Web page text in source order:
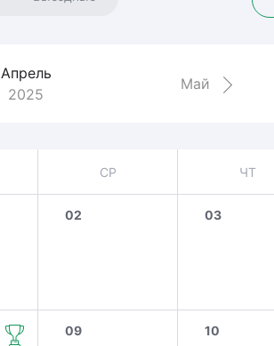
Апрель
2025
Май
СР ЧТ
02 03
09 10